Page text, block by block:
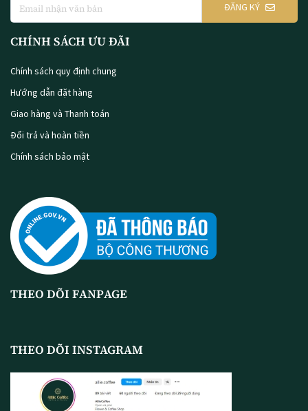
ĐĂNG KÝ
CHÍNH SÁCH ƯU ĐÃI
Chính sách quy định chung
Hướng dẫn đặt hàng
Giao hàng và Thanh toán
Đổi trả và hoàn tiền
Chính sách bảo mật
THEO DÕI FANPAGE
THEO DÕI INSTAGRAM